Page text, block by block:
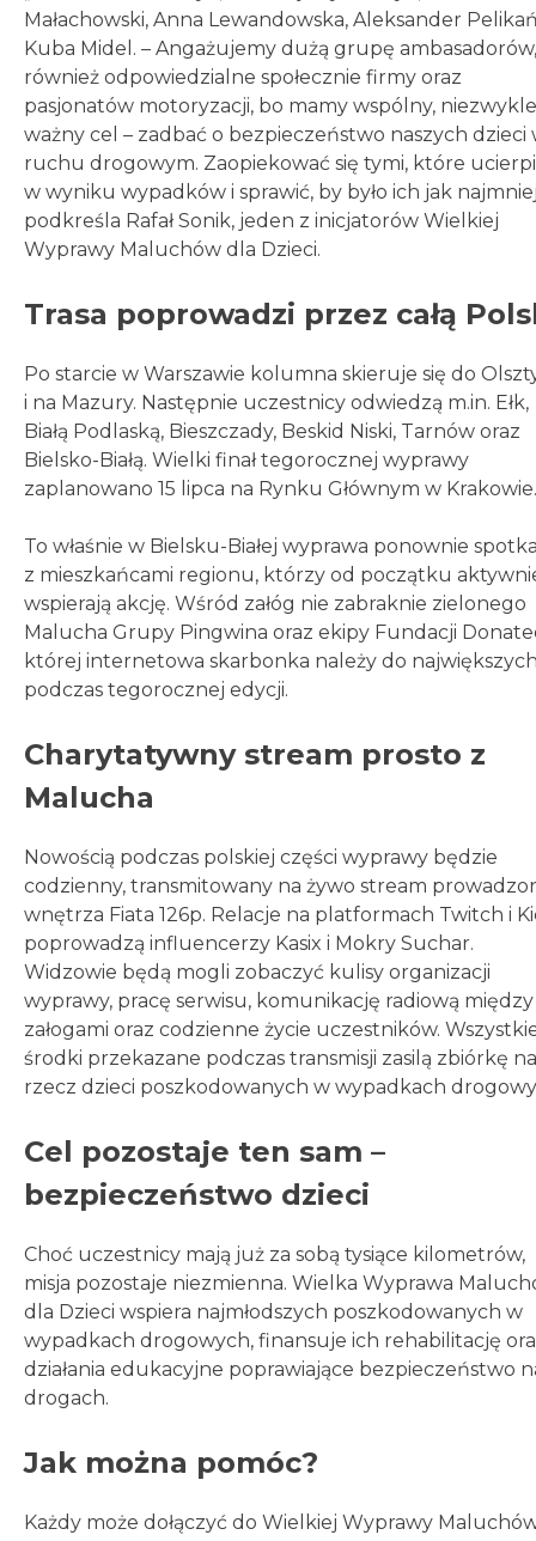
Małachowski, Anna Lewandowska, Aleksander
Kuba Midel. – Angażujemy dużą grupę
również odpowiedzialne społecznie firmy oraz
pasjonatów motoryzacji, bo mamy wspólny, niezwykle
ważny cel – zadbać o bezpieczeństwo naszych dzieci
ruchu drogowym. Zaopiekować się tymi, które
w wyniku wypadków i sprawić, by było ich jak
podkreśla Rafał Sonik, jeden z inicjatorów Wielkiej
Wyprawy Maluchów dla Dzieci.
Trasa poprowadzi przez całą
Po starcie w Warszawie kolumna skieruje się do
i na Mazury. Następnie uczestnicy odwiedzą m.in. Ełk,
Białą Podlaską, Bieszczady, Beskid Niski, Tarnów oraz
Bielsko-Białą. Wielki finał tegorocznej wyprawy
zaplanowano 15 lipca na Rynku Głównym w Krakowie.
To właśnie w Bielsku-Białej wyprawa ponownie
z mieszkańcami regionu, którzy od początku
wspierają akcję. Wśród załóg nie zabraknie zielonego
Malucha Grupy Pingwina oraz ekipy Fundacji
której internetowa skarbonka należy do
podczas tegorocznej edycji.
Charytatywny stream prosto z
Malucha
Nowością podczas polskiej części wyprawy będzie
codzienny, transmitowany na żywo stream
wnętrza Fiata 126p. Relacje na platformach Twitch i
poprowadzą influencerzy Kasix i Mokry Suchar.
Widzowie będą mogli zobaczyć kulisy organizacji
wyprawy, pracę serwisu, komunikację radiową między
załogami oraz codzienne życie uczestników.
środki przekazane podczas transmisji zasilą zbiórkę na
rzecz dzieci poszkodowanych w wypadkach
Cel pozostaje ten sam –
bezpieczeństwo dzieci
Choć uczestnicy mają już za sobą tysiące kilometrów,
misja pozostaje niezmienna. Wielka Wyprawa
dla Dzieci wspiera najmłodszych poszkodowanych w
wypadkach drogowych, finansuje ich rehabilitację
działania edukacyjne poprawiające bezpieczeństwo
drogach.
Jak można pomóc?
Każdy może dołączyć do Wielkiej Wyprawy